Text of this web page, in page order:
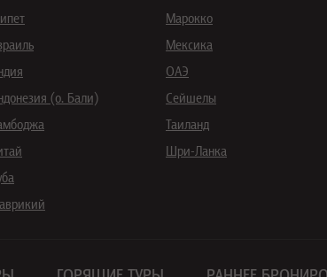
(о. Бали)
Марокко
Мексика
ОАЭ
Сейшелы
Таиланд
Шри-Ланка